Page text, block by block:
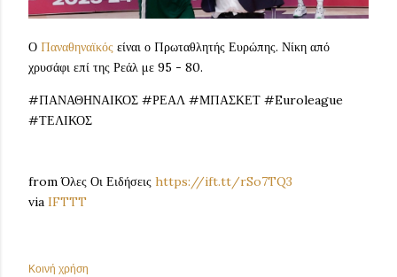
Ο Παναθηναϊκός είναι ο Πρωταθλητής Ευρώπης. Νίκη από
χρυσάφι επί της Ρεάλ με 95 - 80.
#ΠΑΝΑΘΗΝΑΙΚΟΣ #ΡΕΑΛ #ΜΠΑΣΚΕΤ #Euroleague
#ΤΕΛΙΚΟΣ
from Όλες Οι Ειδήσεις https://ift.tt/rSo7TQ3
via IFTTT
Κοινή χρήση